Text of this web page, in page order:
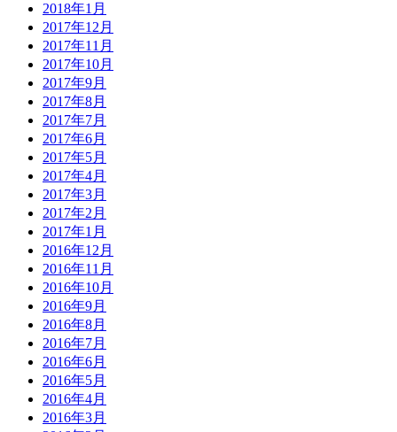
2018年1月
2017年12月
2017年11月
2017年10月
2017年9月
2017年8月
2017年7月
2017年6月
2017年5月
2017年4月
2017年3月
2017年2月
2017年1月
2016年12月
2016年11月
2016年10月
2016年9月
2016年8月
2016年7月
2016年6月
2016年5月
2016年4月
2016年3月